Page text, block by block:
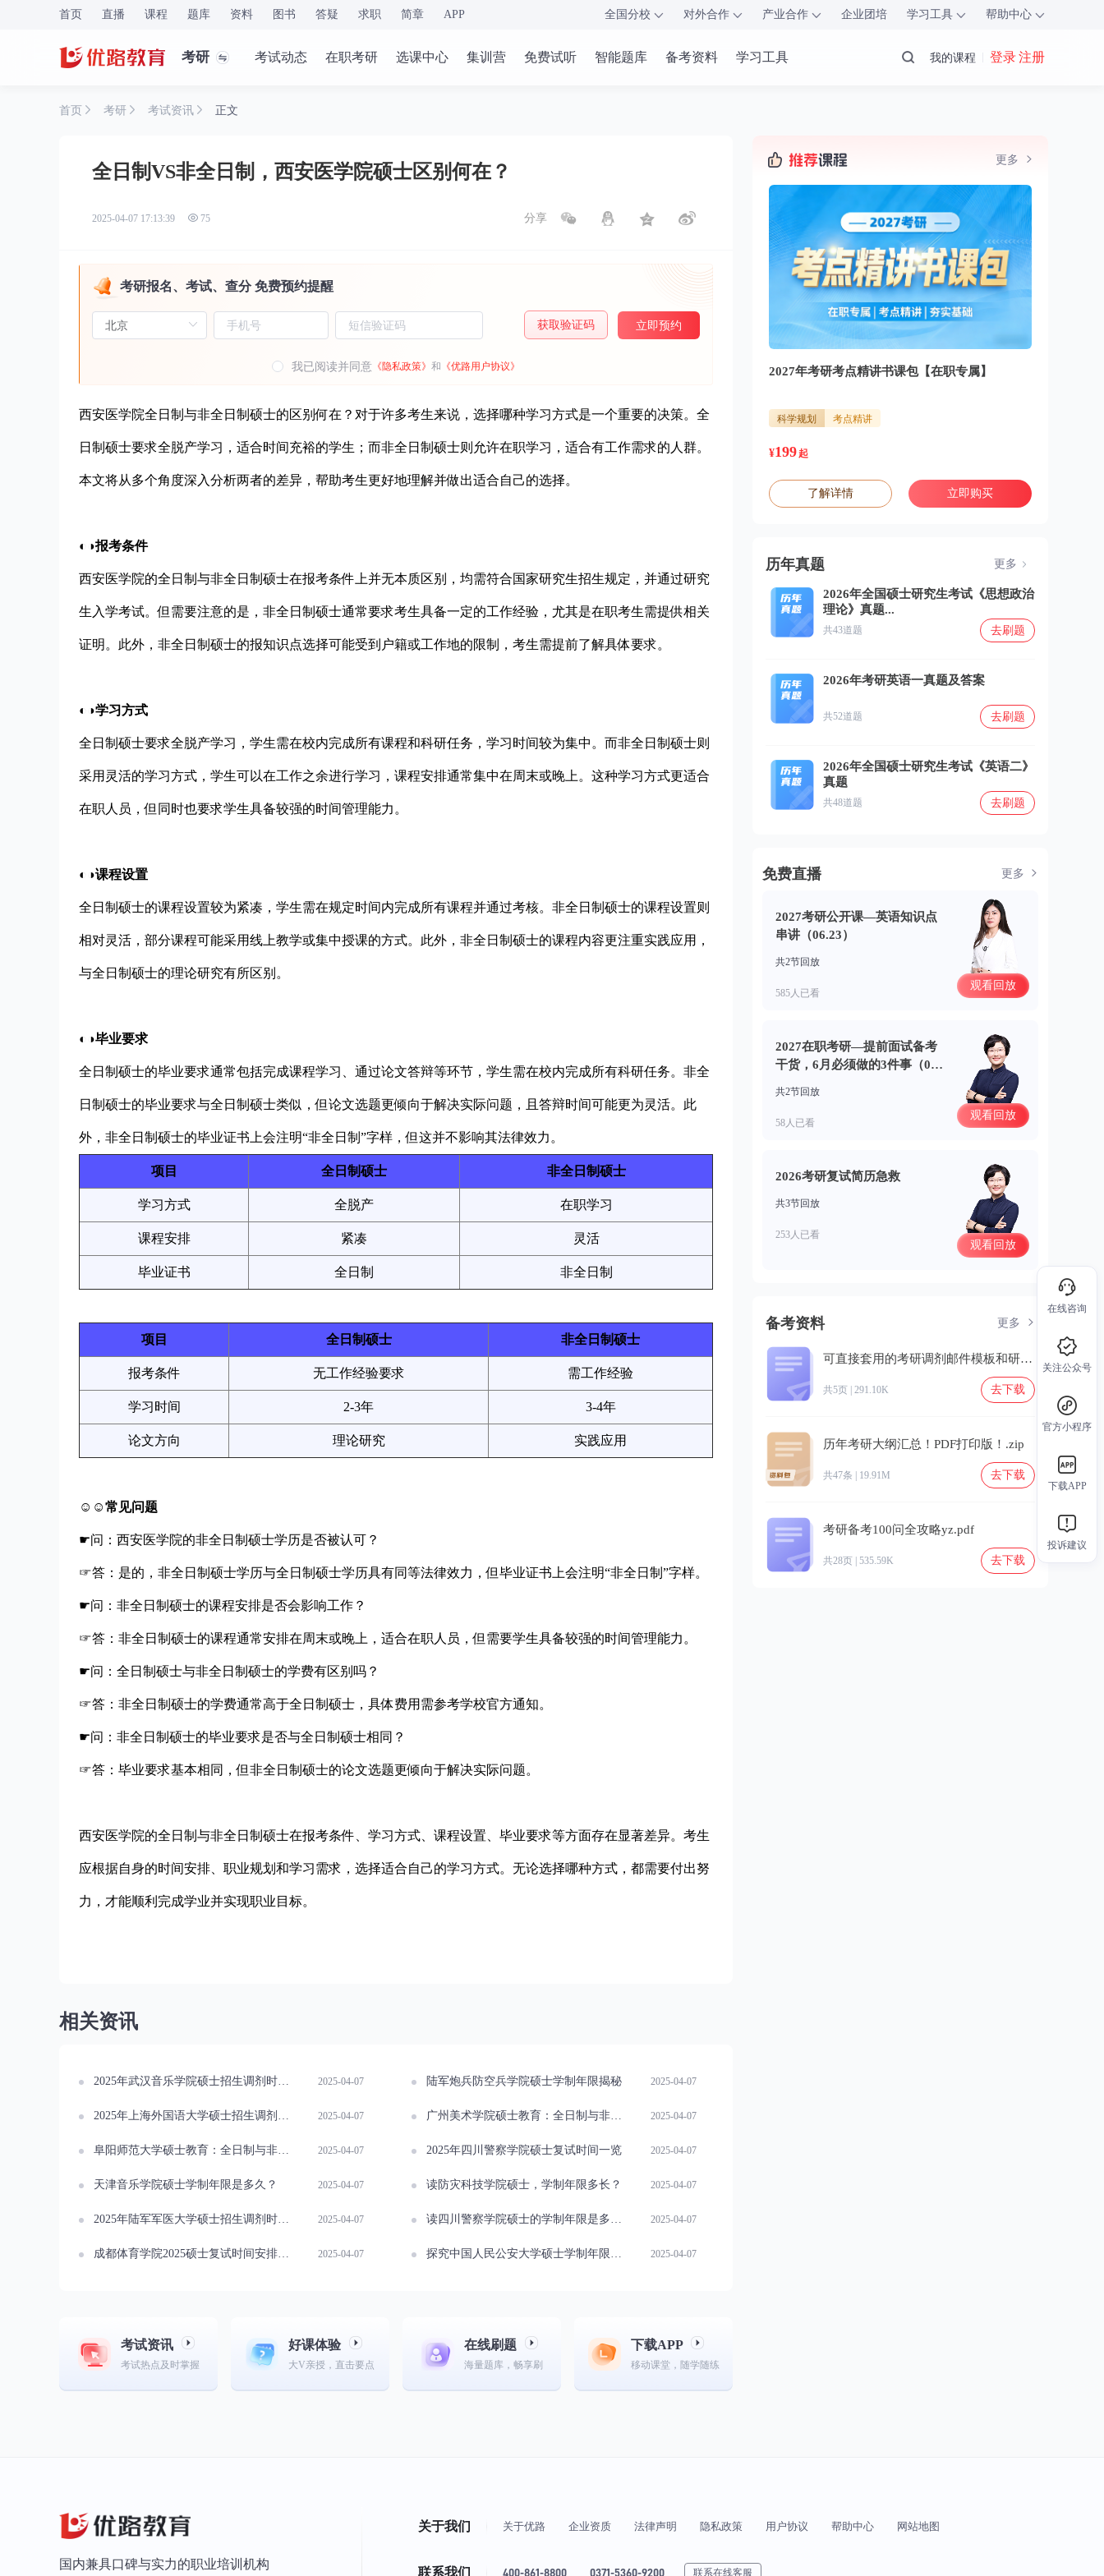
首页 直播 课程 题库 资料 图书 答疑 求职 简章 APP 全国分校 对外合作 产业合作 企业团培 学习工具 帮助中心
考研 考试动态 在职考研 选课中心 集训营 免费试听 智能题库 备考资料 学习工具 我的课程 登录 注册
首页 考研 考试资讯 正文
全日制VS非全日制，西安医学院硕士区别何在？
2025-04-07 17:13:39 75 分享
考研报名、考试、查分 免费预约提醒
获取验证码 立即预约
我已阅读并同意 《隐私政策》 和 《优路用户协议》
西安医学院全日制与非全日制硕士的区别何在？对于许多考生来说，选择哪种学习方式是一个重要的决策。全
日制硕士要求全脱产学习，适合时间充裕的学生；而非全日制硕士则允许在职学习，适合有工作需求的人群。
本文将从多个角度深入分析两者的差异，帮助考生更好地理解并做出适合自己的选择。
◐◑报考条件
西安医学院的全日制与非全日制硕士在报考条件上并无本质区别，均需符合国家研究生招生规定，并通过研究
生入学考试。但需要注意的是，非全日制硕士通常要求考生具备一定的工作经验，尤其是在职考生需提供相关
证明。此外，非全日制硕士的报知识点选择可能受到户籍或工作地的限制，考生需提前了解具体要求。
◐◑学习方式
全日制硕士要求全脱产学习，学生需在校内完成所有课程和科研任务，学习时间较为集中。而非全日制硕士则
采用灵活的学习方式，学生可以在工作之余进行学习，课程安排通常集中在周末或晚上。这种学习方式更适合
在职人员，但同时也要求学生具备较强的时间管理能力。
◐◑课程设置
全日制硕士的课程设置较为紧凑，学生需在规定时间内完成所有课程并通过考核。非全日制硕士的课程设置则
相对灵活，部分课程可能采用线上教学或集中授课的方式。此外，非全日制硕士的课程内容更注重实践应用，
与全日制硕士的理论研究有所区别。
◐◑毕业要求
全日制硕士的毕业要求通常包括完成课程学习、通过论文答辩等环节，学生需在校内完成所有科研任务。非全
日制硕士的毕业要求与全日制硕士类似，但论文选题更倾向于解决实际问题，且答辩时间可能更为灵活。此
外，非全日制硕士的毕业证书上会注明“非全日制”字样，但这并不影响其法律效力。
项目 全日制硕士 非全日制硕士
学习方式 全脱产 在职学习
课程安排 紧凑 灵活
毕业证书 全日制 非全日制
项目 全日制硕士 非全日制硕士
报考条件 无工作经验要求 需工作经验
学习时间 2-3年 3-4年
论文方向 理论研究 实践应用
☺☺常见问题
☛问：西安医学院的非全日制硕士学历是否被认可？
☞答：是的，非全日制硕士学历与全日制硕士学历具有同等法律效力，但毕业证书上会注明“非全日制”字样。
☛问：非全日制硕士的课程安排是否会影响工作？
☞答：非全日制硕士的课程通常安排在周末或晚上，适合在职人员，但需要学生具备较强的时间管理能力。
☛问：全日制硕士与非全日制硕士的学费有区别吗？
☞答：非全日制硕士的学费通常高于全日制硕士，具体费用需参考学校官方通知。
☛问：非全日制硕士的毕业要求是否与全日制硕士相同？
☞答：毕业要求基本相同，但非全日制硕士的论文选题更倾向于解决实际问题。
西安医学院的全日制与非全日制硕士在报考条件、学习方式、课程设置、毕业要求等方面存在显著差异。考生
应根据自身的时间安排、职业规划和学习需求，选择适合自己的学习方式。无论选择哪种方式，都需要付出努
力，才能顺利完成学业并实现职业目标。
相关资讯
2025年武汉音乐学院硕士招生调剂时间重要通知已出 2025-04-07 陆军炮兵防空兵学院硕士学制年限揭秘 2025-04-07
2025年上海外国语大学硕士招生调剂时间公布 2025-04-07 广州美术学院硕士教育：全日制与非全日制有何差异？ 2025-04-07
阜阳师范大学硕士教育：全日制与非全日制对比 2025-04-07 2025年四川警察学院硕士复试时间一览 2025-04-07
天津音乐学院硕士学制年限是多久？ 2025-04-07 读防灾科技学院硕士，学制年限多长？ 2025-04-07
2025年陆军军医大学硕士招生调剂时间一览 2025-04-07 读四川警察学院硕士的学制年限是多久？ 2025-04-07
成都体育学院2025硕士复试时间安排公布 2025-04-07 探究中国人民公安大学硕士学制年限是多久？ 2025-04-07
考试资讯
考试热点及时掌握
好课体验
大V亲授，直击要点
在线刷题
海量题库，畅享刷
下载APP
移动课堂，随学随练
更多
2027年考研考点精讲书课包【在职专属】
科学规划 考点精讲
¥199 起
了解详情 立即购买
历年真题 更多
2026年全国硕士研究生考试《思想政治
理论》真题...
共43道题 去刷题
2026年考研英语一真题及答案
共52道题 去刷题
2026年全国硕士研究生考试《英语二》
真题
共48道题 去刷题
免费直播 更多
2027考研公开课—英语知识点
串讲（06.23）
共2节回放
585人已看
观看回放
2027在职考研—提前面试备考
干货，6月必须做的3件事（06.
共2节回放
58人已看
观看回放
2026考研复试简历急救
共3节回放
253人已看
观看回放
备考资料 更多
可直接套用的考研调剂邮件模板和研招办沟通话术.pdf
共5页 | 291.10K 去下载
历年考研大纲汇总！PDF打印版！.zip
共47条 | 19.91M 去下载
考研备考100问全攻略yz.pdf
共28页 | 535.59K 去下载
国内兼具口碑与实力的职业培训机构
关于我们 关于优路 企业资质 法律声明 隐私政策 用户协议 帮助中心 网站地图
联系我们 400-861-8800 0371-5360-9200 联系在线客服
在线咨询
关注公众号
官方小程序
下载APP
投诉建议